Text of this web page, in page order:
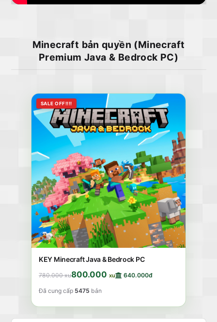
Minecraft bản quyền (Minecraft
Premium Java & Bedrock PC)
SALE OFF!!!!
KEY Minecraft Java & Bedrock PC
780.000 xu800.000 xu 640.000đ
Đã cung cấp 5475 bản